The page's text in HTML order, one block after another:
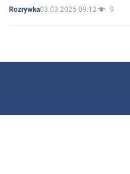
Rozrywka03.03.2025 09:12 9